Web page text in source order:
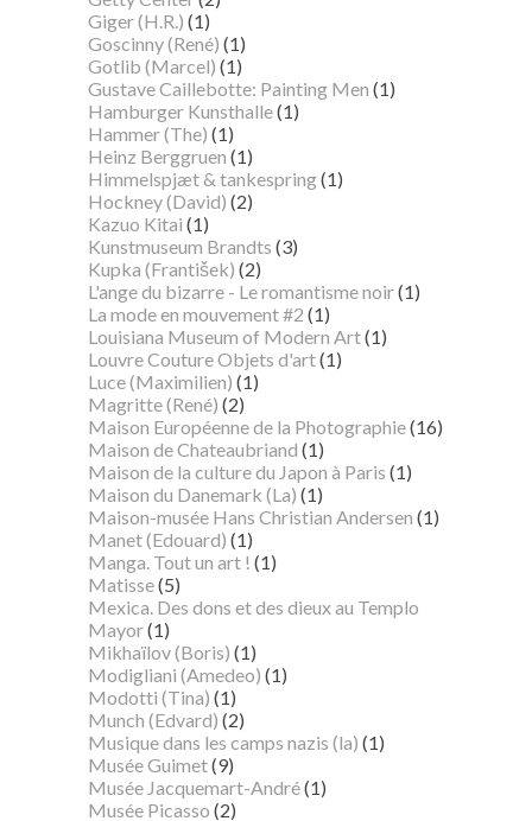
Giger (H.R.) (1)
Goscinny (René) (1)
Gotlib (Marcel) (1)
Gustave Caillebotte: Painting Men (1)
Hamburger Kunsthalle(1)
Hammer (The) (1)
Heinz Berggruen (1)
Himmelspjæt & tankespring(1)
Hockney (David) (2)
Kazuo Kitai (1)
Kunstmuseum Brandts (3)
Kupka (František) (2)
L'ange du bizarre - Le romantisme noir(1)
La mode en mouvement #2 (1)
Louisiana Museum of Modern Art(1)
Louvre Couture Objets d'art(1)
Luce (Maximilien) (1)
Magritte (René) (2)
Maison Européenne de la Photographie(16)
Maison de Chateaubriand (1)
Maison de la culture du Japon à Paris (1)
Maison du Danemark (La) (1)
Maison-musée Hans Christian Andersen (1)
Manet (Edouard) (1)
Manga. Tout un art ! (1)
Matisse(5)
Mexica. Des dons et des dieux au Templo
Mayor(1)
Mikhaïlov (Boris) (1)
Modigliani (Amedeo) (1)
Modotti (Tina) (1)
Munch (Edvard) (2)
Musique dans les camps nazis (la) (1)
Musée Guimet(9)
Musée Jacquemart-André(1)
Musée Picasso (2)